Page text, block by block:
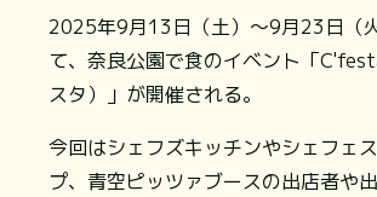
2025年9月13日（土）～9月23日（
て、奈良公園で食のイベント「
スタ）」が開催される。
今回はシェフズキッチンやシェフェ
プ、青空ピッツァブースの出店者や